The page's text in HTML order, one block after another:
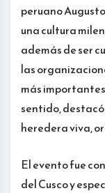
peruano
una cultura
además de ser
las
más
sentido,
heredera viva,
El evento fue
del Cusco y